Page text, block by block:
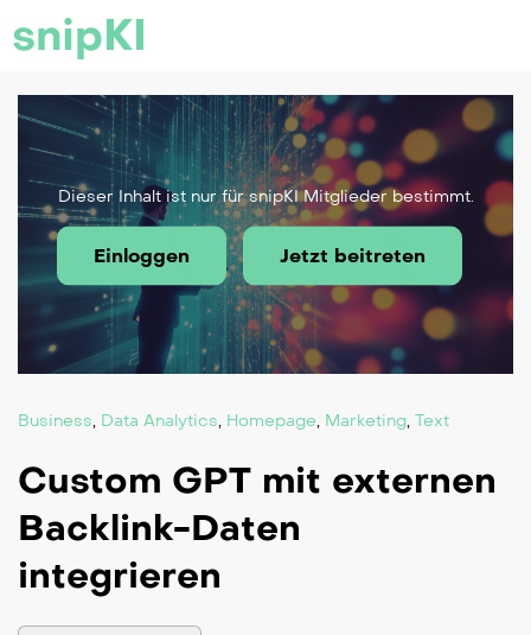
snipKI
Dieser Inhalt ist nur für snipKI Mitglieder bestimmt.
Einloggen Jetzt beitreten
Business, Data Analytics, Homepage, Marketing, Text
Custom GPT mit externen
Backlink-Daten
integrieren